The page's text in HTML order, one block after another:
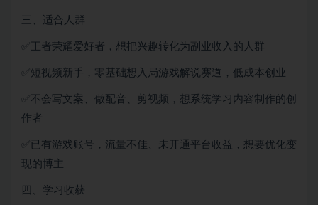
三、适合人群
✅王者荣耀爱好者，想把兴趣转化为副业收入的人群
✅短视频新手，零基础想入局游戏解说赛道，低成本创业
✅不会写文案、做配音、剪视频，想系统学习内容制作的创
作者
✅已有游戏账号，流量不佳、未开通平台收益，想要优化变
现的博主
四、学习收获